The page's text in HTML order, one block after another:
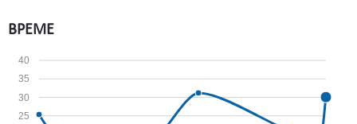
ВРЕМЕ
25
30
35
40